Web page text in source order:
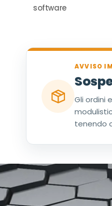
software
AVVISO
Gli ordini
tenendo